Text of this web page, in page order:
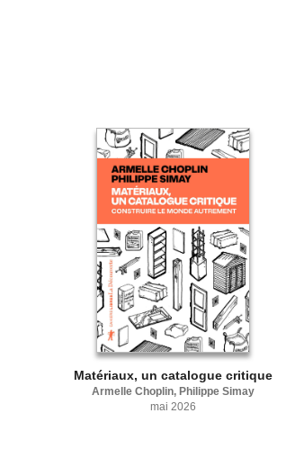
Matériaux, un catalogue critique
Armelle Choplin, Philippe Simay
mai 2026